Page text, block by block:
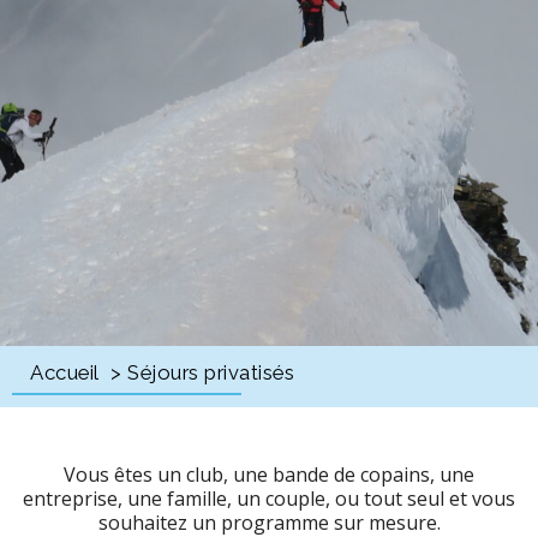
Accueil > Séjours privatisés
Vous êtes un club, une bande de copains, une
entreprise, une famille, un couple, ou tout seul et vous
souhaitez un programme sur mesure.